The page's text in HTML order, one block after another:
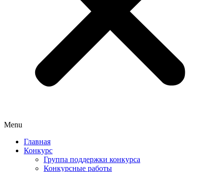
Menu
Главная
Конкурс
Группа поддержки конкурса
Конкурсные работы